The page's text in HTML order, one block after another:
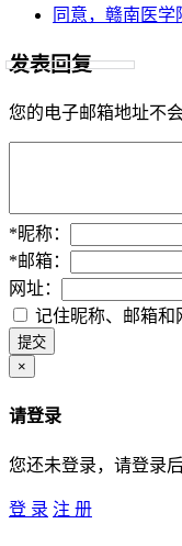
同意，赣南医
发表回复
您的电子邮箱地址不会
*昵称：
*邮箱：
网址：
记住昵称、邮箱和
×
请登录
您还未登录，请登录
登 录 注 册